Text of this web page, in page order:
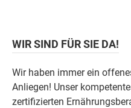
WIR SIND FÜR SIE DA!
Wir haben immer ein
Anliegen! Unser
zertifizierten